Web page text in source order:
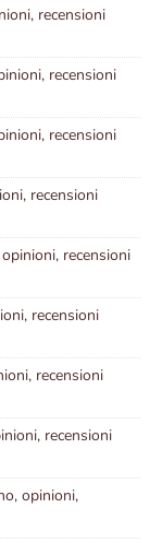
recensioni
recensioni
recensioni
recensioni
recensioni
recensioni
recensioni
recensioni
opinioni,